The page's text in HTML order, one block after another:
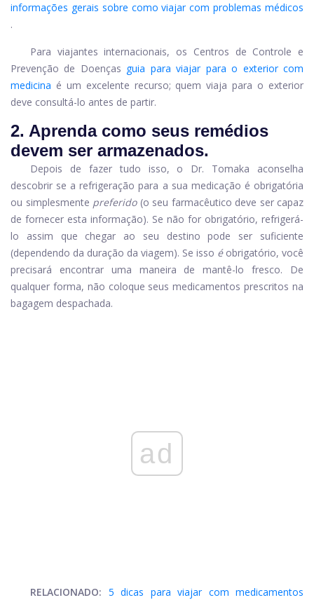
informações gerais sobre como viajar com problemas médicos
.
Para viajantes internacionais, os Centros de Controle e
Prevenção de Doenças guia para viajar para o exterior com
medicina é um excelente recurso; quem viaja para o exterior
deve consultá-lo antes de partir.
2. Aprenda como seus remédios
devem ser armazenados.
Depois de fazer tudo isso, o Dr. Tomaka aconselha
descobrir se a refrigeração para a sua medicação é obrigatória
ou simplesmente preferido (o seu farmacêutico deve ser capaz
de fornecer esta informação). Se não for obrigatório, refrigerá-
lo assim que chegar ao seu destino pode ser suficiente
(dependendo da duração da viagem). Se isso é obrigatório, você
precisará encontrar uma maneira de mantê-lo fresco. De
qualquer forma, não coloque seus medicamentos prescritos na
bagagem despachada.
ad
RELACIONADO: 5 dicas para viajar com medicamentos